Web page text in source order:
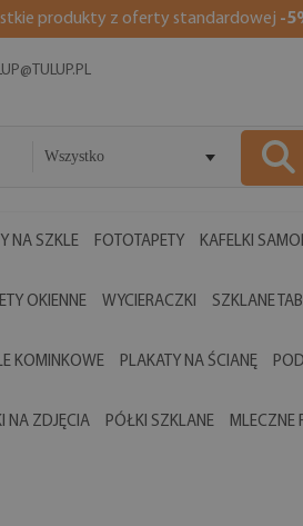
produkty z oferty standardowej -
Wszystko
NA SZKLE FOTOTAPETY KAFELKI
OKIENNE WYCIERACZKI SZKLANE
KOMINKOWE PLAKATY NA ŚCIANĘ
NA ZDJĘCIA PÓŁKI SZKLANE MLECZNE